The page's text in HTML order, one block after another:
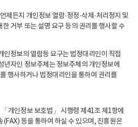
제든지 개인정보 열람·정정·삭제·처리정지 및
거부 또는 설명 요구 등의 권리를 행사할 수
정보의 열람등 요구는 법정대리인이 직접
년자인 정보주체는 정보주체의 개인정보에
행사하거나 법정대리인을 통하여 권리를
개인정보 보호법」 시행령 제41조 제1항에
(FAX) 등을 통하여 하실 수 있으며, 진흥원은